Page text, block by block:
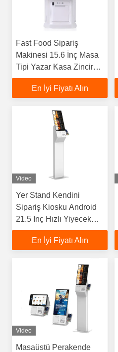
Fast Food Sipariş
Makinesi 15.6 İnç Masa
Tipi Yazar Kasa Zincir
Restoranlar İçin 80mm
Termal Yazıcı İle
En İyi Fiyatı Alın
Video
Yer Stand Kendini
Sipariş Kiosku Android
21.5 Inç Hızlı Yiyecek
Dokunmatik Ekran
Yazıcı Kendini Çek
En İyi Fiyatı Alın
Video
Masaüstü Perakende